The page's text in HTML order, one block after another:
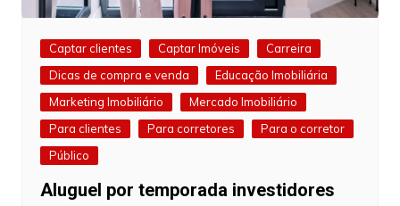
Captar clientes Captar Imóveis
Carreira
Dicas de compra e venda
Educação Imobiliária
Marketing Imobiliário
Mercado Imobiliário
Para clientes
Para corretores
Para o corretor
Público
Aluguel por temporada investidores